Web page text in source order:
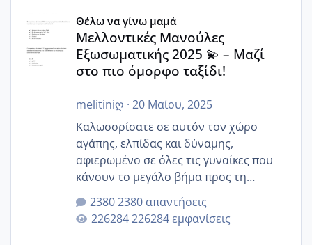
Μελλοντικές Μανούλες Εξωσωματικής 2025 💫 – Μαζί
Θέλω να γίνω μαμά
Μελλοντικές Μανούλες
Εξωσωματικής 2025 💫 – Μαζί
στο πιο όμορφο ταξίδι!
melitiniღ · 20 Μαίου, 2025
Καλωσορίσατε σε αυτόν τον χώρο
αγάπης, ελπίδας και δύναμης,
αφιερωμένο σε όλες τις γυναίκες που
κάνουν το μεγάλο βήμα προς τη
μητρότητα μέσω εξωσωματικής το 2025.
Εδώ θα μοιραστούμε αγωνίες, χαρές,
εμπειρίες και κάθε μικρή ή μεγάλη
2380 απαντήσεις
226284 εμφανίσεις